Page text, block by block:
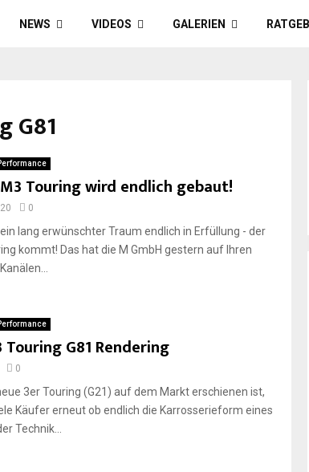
NEWS VIDEOS GALERIEN
G81
Touring wird endlich gebaut!
0
lang erwünschter Traum endlich in Erfüllung - der
kommt! Das hat die M GmbH gestern auf Ihren
Touring G81 Rendering
0
3er Touring (G21) auf dem Markt erschienen ist,
Käufer erneut ob endlich die Karrosserieform eines
Technik...